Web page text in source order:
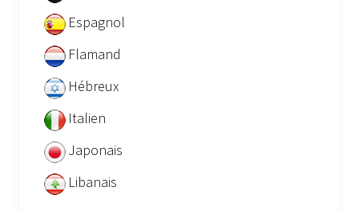
Espagnol
Flamand
Hébreux
Italien
Japonais
Libanais